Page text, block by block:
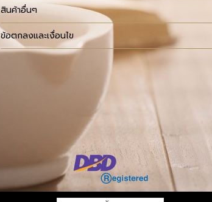
สินค้าอื่นๆ
ข้อตกลงและเงื่อนไข